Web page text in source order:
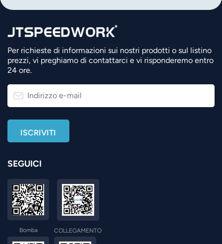
Per richieste di informazioni sui nostri prodotti o sul listino
prezzi, vi preghiamo di contattarci e vi risponderemo entro
24 ore.
SEGUICI
Bomba COLLEGAMENTO